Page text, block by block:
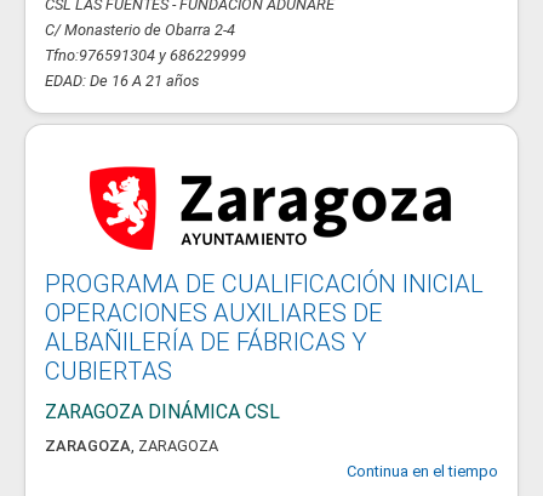
CSL LAS FUENTES - FUNDACIÓN ADUNARE
C/ Monasterio de Obarra 2-4
Tfno:976591304 y 686229999
EDAD: De 16 A 21 años
PROGRAMA DE CUALIFICACIÓN INICIAL
OPERACIONES AUXILIARES DE
ALBAÑILERÍA DE FÁBRICAS Y
CUBIERTAS
ZARAGOZA DINÁMICA CSL
ZARAGOZA, ZARAGOZA
Continua en el tiempo